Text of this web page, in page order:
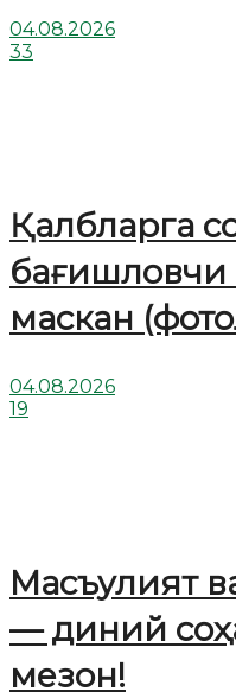
04.08.2026
33
Қалбларга
бағишловчи
маскан
04.08.2026
19
Масъулият
— диний
мезон!